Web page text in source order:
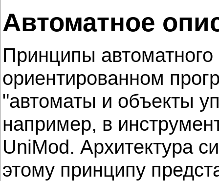
Автоматное
Принципы
ориентированном
"автоматы и объекты
например, в
UniMod. Архитектура
этому принципу